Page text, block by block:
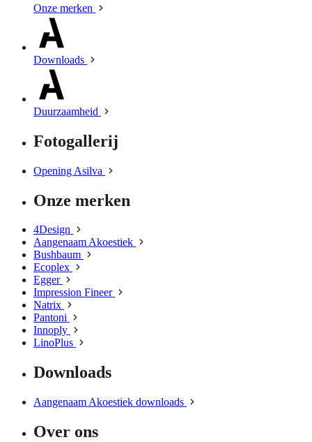
Onze merken
Downloads
Duurzaamheid
Fotogallerij
Opening Asilva
Onze merken
4Design
Aangenaam Akoestiek
Bushbaum
Ecoplex
Egger
Impression Fineer
Natrix
Pantoni
Innoply
LinoPlus
Downloads
Aangenaam Akoestiek downloads
Over ons